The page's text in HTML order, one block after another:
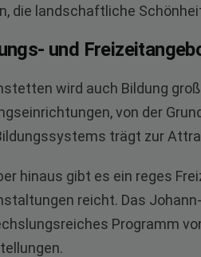
die landschaftliche
und
wird auch Bildung
von der
trägt zur
hinaus gibt es ein reges
reicht. Das
Programm